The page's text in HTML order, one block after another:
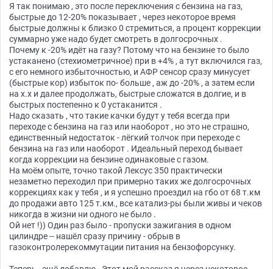
Я так понимаю , это после переключения с бензина на газ,
быстрые до 12-20% показывает , через некоторое время
быстрые должны к близко 0 стремиться, а процент коррекции
суммарно уже надо будет смотреть в долгосрочных .
Почему к -20% идёт на газу? Потому что на бензине то было
устаканено (стехиометричное) при в +4% , а тут включился газ,
с его немного избыточностью, и АФР сенсор сразу минусует
(быстрые кор) избыток по- больше , аж до -20% , а затем если
на х.х и далее продолжать, быстрые сложатся в долгие, и в
быстрых постепенно к 0 устаканится .
Надо сказать , что такие качки будут у тебя всегда при
переходе с бензина на газ или наоборот , но это не страшно,
единственный недостаток - лёгкий толчок при переходе с
бензина на газ или наоборот . Идеальный переход бывает
когда коррекции на бензине одинаковые с газом.
На моём опыте, точно такой Лексус 350 практически
незаметно переходил при примерно таких же долгосрочных
коррекциях как у тебя , и я успешно проездил на гбо от 68 т.км
до продажи авто 125 т.км., все катализ-ры были живы и чеков
никогда в жизни ни одного не было .
Ой нет !)) Один раз было - пропуски зажигания в одном
цилиндре -- нашёл сразу причину - обрыв в
газоконтролерекоммутации питания на бензофорсунку.